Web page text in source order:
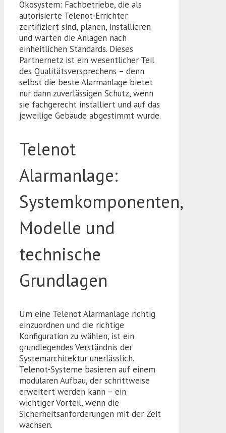
Ökosystem: Fachbetriebe, die als
autorisierte Telenot-Errichter
zertifiziert sind, planen, installieren
und warten die Anlagen nach
einheitlichen Standards. Dieses
Partnernetz ist ein wesentlicher Teil
des Qualitätsversprechens – denn
selbst die beste Alarmanlage bietet
nur dann zuverlässigen Schutz, wenn
sie fachgerecht installiert und auf das
jeweilige Gebäude abgestimmt wurde.
Telenot
Alarmanlage:
Systemkomponenten,
Modelle und
technische
Grundlagen
Um eine Telenot Alarmanlage richtig
einzuordnen und die richtige
Konfiguration zu wählen, ist ein
grundlegendes Verständnis der
Systemarchitektur unerlässlich.
Telenot-Systeme basieren auf einem
modularen Aufbau, der schrittweise
erweitert werden kann – ein
wichtiger Vorteil, wenn die
Sicherheitsanforderungen mit der Zeit
wachsen.